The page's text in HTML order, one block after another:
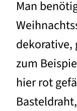
Man
dekorative,
zum
hier rot